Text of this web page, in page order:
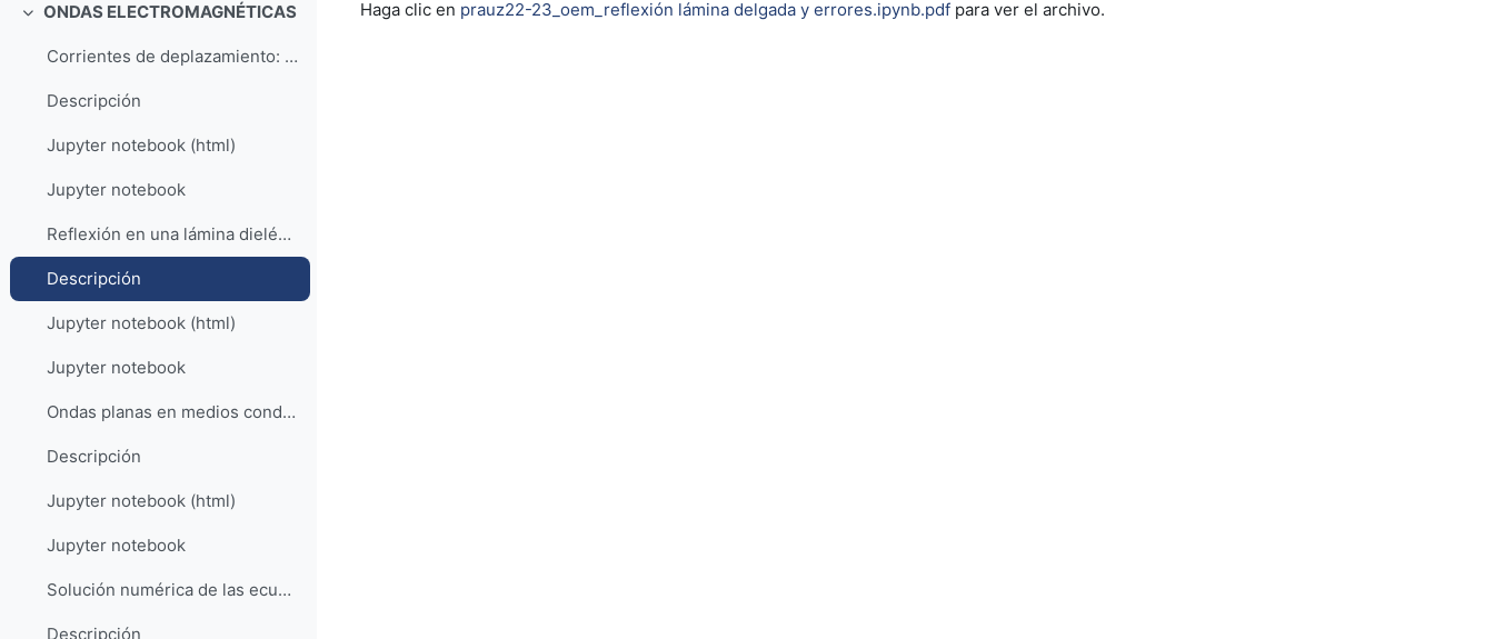
Colapsar
ONDAS ELECTROMAGNÉTICAS
Corrientes de deplazamiento: carga de un condensad...
Descripción
Jupyter notebook (html)
Jupyter notebook
Reflexión en una lámina dieléctrica (ejemplo de tr...
Descripción
Jupyter notebook (html)
Jupyter notebook
Ondas planas en medios conductores
Descripción
Jupyter notebook (html)
Jupyter notebook
Solución numérica de las ecuaciones de Maxwell: el...
Descripción
Haga clic en prauz22-23_oem_reflexión lámina delgada y errores.ipynb.pdf para ver el archivo.